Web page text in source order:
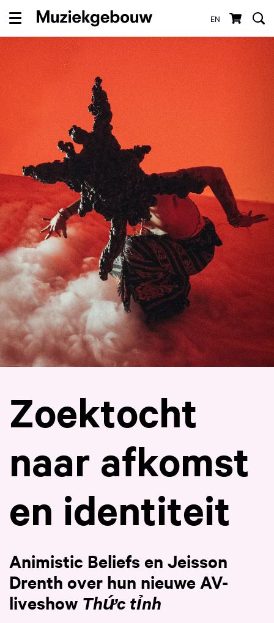
EN
Menu
Zoektocht
naar afkomst
en identiteit
Animistic Beliefs en Jeisson
Drenth over hun nieuwe AV-
liveshow Thức tỉnh